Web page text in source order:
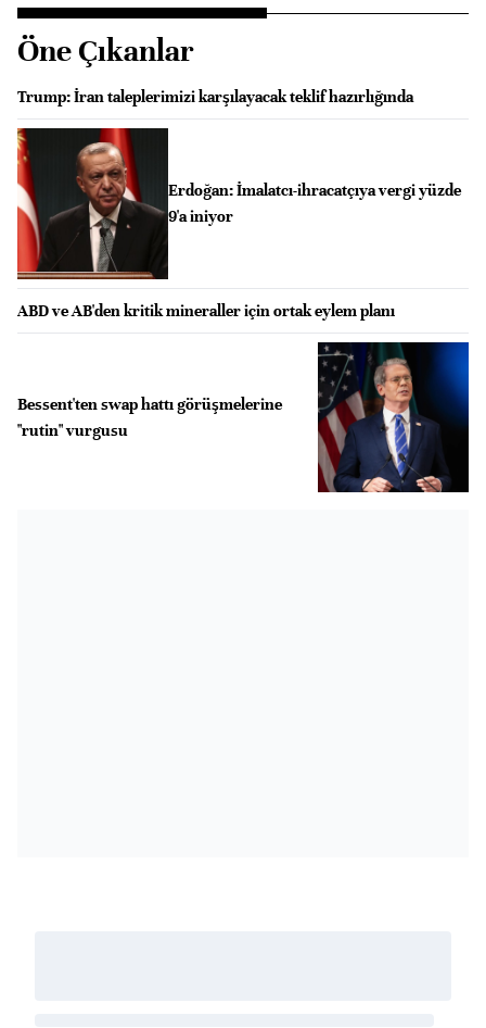
Öne Çıkanlar
Trump: İran taleplerimizi karşılayacak teklif hazırlığında
Erdoğan: İmalatcı-ihracatçıya vergi yüzde
9'a iniyor
ABD ve AB'den kritik mineraller için ortak eylem planı
Bessent'ten swap hattı görüşmelerine
"rutin" vurgusu